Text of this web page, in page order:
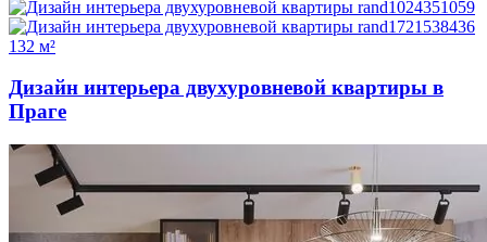
132 м²
Дизайн интерьера двухуровневой квартиры в
Праге